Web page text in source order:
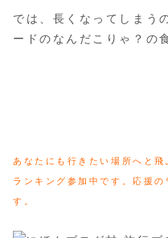
では、長くなってしまう
ードのなんだこりゃ？の
あなたにも行きたい場所へと飛
ランキング参加中です。応援
す。